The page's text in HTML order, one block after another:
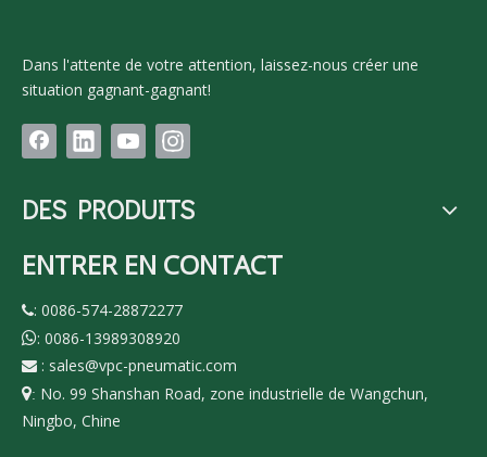
Dans l'attente de votre attention, laissez-nous créer une
situation gagnant-gagnant!
DES PRODUITS
ENTRER EN CONTACT
: 0086-574-28872277
: 0086-13989308920
 : sales@vpc-pneumatic.com
: No. 99 Shanshan Road, zone industrielle de Wangchun,
Ningbo, Chine